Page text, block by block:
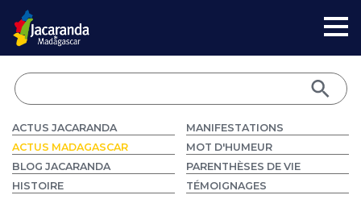
ACTUS JACARANDA
ACTUS MADAGASCAR
BLOG JACARANDA
HISTOIRE
MANIFESTATIONS
MOT D'HUMEUR
PARENTHÈSES DE VIE
TÉMOIGNAGES